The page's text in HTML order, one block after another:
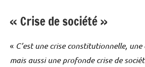
« Crise de société »
« C’est une crise constitutionnelle, une
mais aussi une profonde crise de